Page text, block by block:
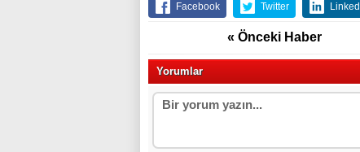
Facebook Twitter
« Önceki Haber
Yorumlar